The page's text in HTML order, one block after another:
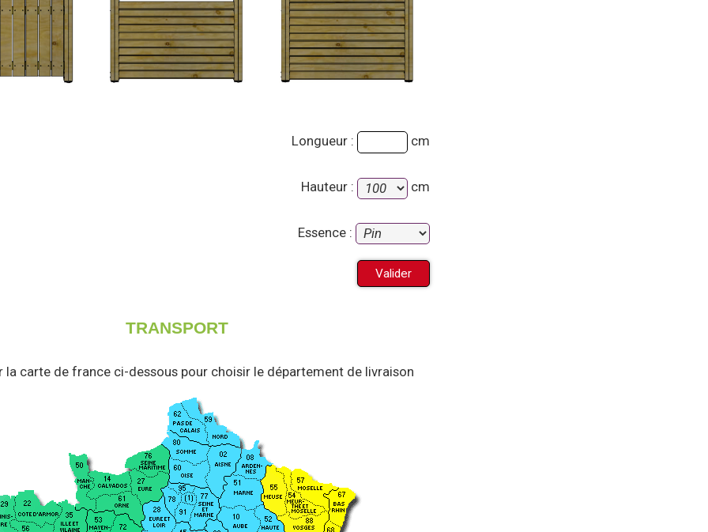
Longueur : cm
Hauteur : cm
Essence :
TRANSPORT
la carte de france ci-dessous pour choisir le département de livraison